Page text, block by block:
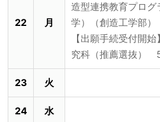
22 月
造型連携教育プログ
学）（創造工学部
【出願手続受付開
究科（推薦選抜）
23 火
24 水